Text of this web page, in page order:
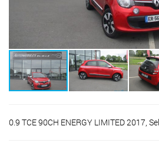
0.9 TCE 90CH ENERGY LIMITED 2017,